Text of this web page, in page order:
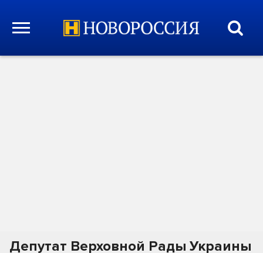
Депутат Верховной Рады Украины